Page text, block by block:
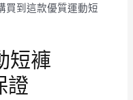
買到這款優質運動短
短褲
證